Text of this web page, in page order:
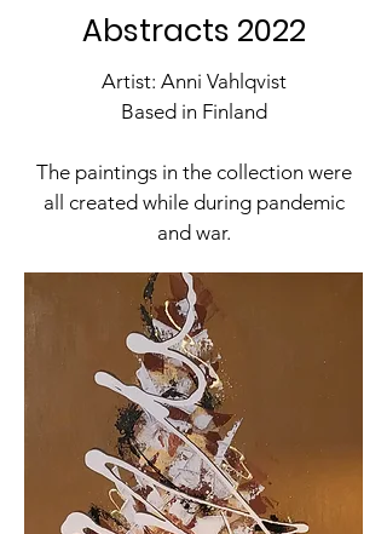
Abstracts 2022
Artist: Anni Vahlqvist
Based in Finland
The paintings in the collection were
all created while during pandemic
and war.